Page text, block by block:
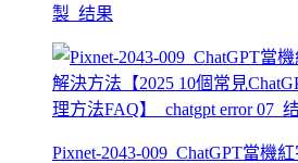
製_结果
Pixnet-2043-009_ChatGPT當機